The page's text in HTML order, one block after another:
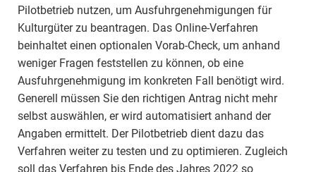
Pilotbetrieb nutzen, um Ausfuhrgenehmigungen für
Kulturgüter zu beantragen. Das Online-Verfahren
beinhaltet einen optionalen Vorab-Check, um anhand
weniger Fragen feststellen zu können, ob eine
Ausfuhrgenehmigung im konkreten Fall benötigt wird.
Generell müssen Sie den richtigen Antrag nicht mehr
selbst auswählen, er wird automatisiert anhand der
Angaben ermittelt. Der Pilotbetrieb dient dazu das
Verfahren weiter zu testen und zu optimieren. Zugleich
soll das Verfahren bis Ende des Jahres 2022 so